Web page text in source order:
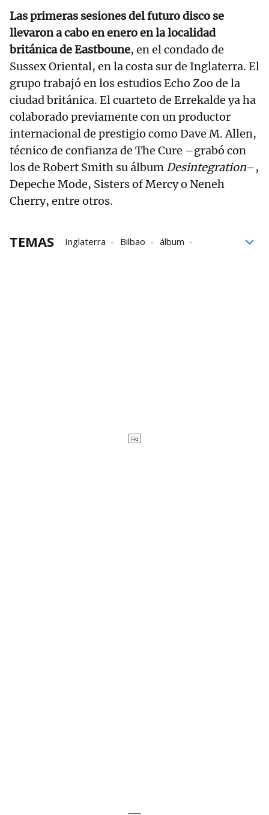
Las primeras sesiones del futuro disco se
llevaron a cabo en enero en la localidad
británica de Eastboune, en el condado de
Sussex Oriental, en la costa sur de Inglaterra. El
grupo trabajó en los estudios Echo Zoo de la
ciudad británica. El cuarteto de Errekalde ya ha
colaborado previamente con un productor
internacional de prestigio como Dave M. Allen,
técnico de confianza de The Cure –grabó con
los de Robert Smith su álbum Desintegration–,
Depeche Mode, Sisters of Mercy o Neneh
Cherry, entre otros.
TEMAS Inglaterra Bilbao
álbum